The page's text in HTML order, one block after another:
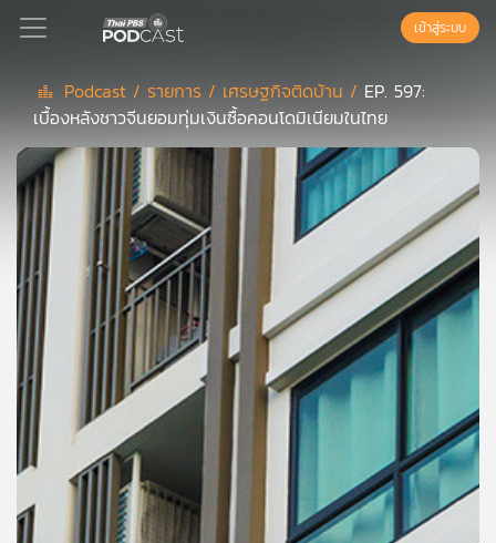
Podcast
เพล
ย์
ลิ
สต์
แนะนำ
เพล
ย์
ลิ
สต์
ของ
คุณ
เข้าสู่ระบบ
Podcast / รายการ / เศรษฐกิจติดบ้าน / EP. 597:
เบื้องหลังชาวจีนยอมทุ่มเงินซื้อคอนโดมิเนียมในไทย